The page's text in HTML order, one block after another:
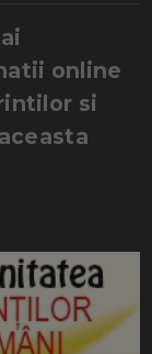
online
si